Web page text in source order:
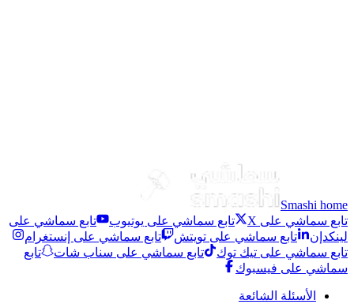
Smashi home
تابع سماشي على X
تابع سماشي على يوتيوب
تابع سماشي على
لينكدإن
تابع سماشي على تويتش
تابع سماشي على إنستغرام
تابع سماشي على تيك توك
تابع سماشي على سناب شات
تابع
سماشي على فيسبوك
الأسئلة الشائعة